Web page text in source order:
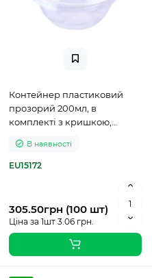
Контейнер пластиковий
прозорий 200мл, в
комплекті з кришкою,
В наявності
EU15172
305.50грн (100 шт)
Ціна за 1шт 3.06 грн.